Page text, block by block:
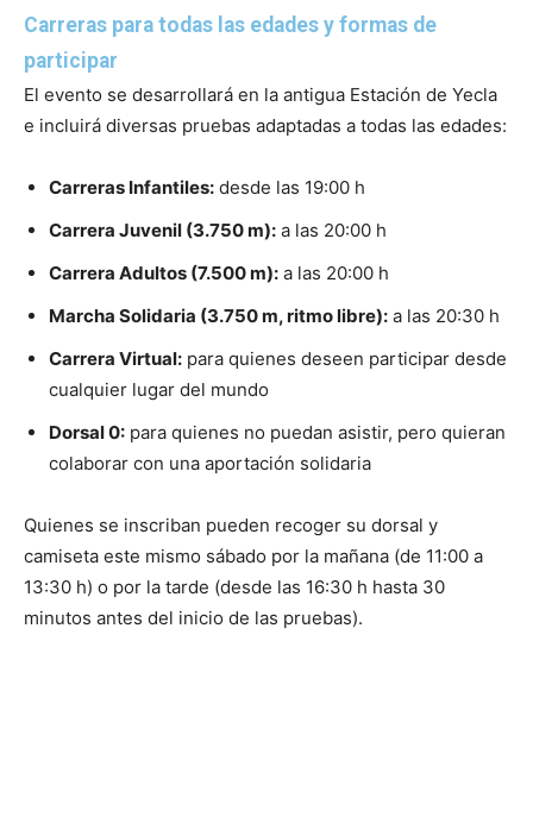
Carreras para todas las edades y formas de
participar
El evento se desarrollará en la antigua Estación de Yecla
e incluirá diversas pruebas adaptadas a todas las edades:
Carreras Infantiles: desde las 19:00 h
Carrera Juvenil (3.750 m): a las 20:00 h
Carrera Adultos (7.500 m): a las 20:00 h
Marcha Solidaria (3.750 m, ritmo libre): a las 20:30 h
Carrera Virtual: para quienes deseen participar desde
cualquier lugar del mundo
Dorsal 0: para quienes no puedan asistir, pero quieran
colaborar con una aportación solidaria
Quienes se inscriban pueden recoger su dorsal y
camiseta este mismo sábado por la mañana (de 11:00 a
13:30 h) o por la tarde (desde las 16:30 h hasta 30
minutos antes del inicio de las pruebas).